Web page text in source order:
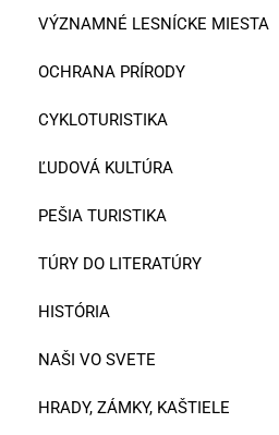
VÝZNAMNÉ LESNÍCKE MIESTA
OCHRANA PRÍRODY
CYKLOTURISTIKA
ĽUDOVÁ KULTÚRA
PEŠIA TURISTIKA
TÚRY DO LITERATÚRY
HISTÓRIA
NAŠI VO SVETE
HRADY, ZÁMKY, KAŠTIELE